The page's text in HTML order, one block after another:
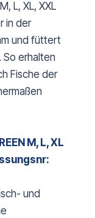
L, XL, XXL
in der
und füttert
So erhalten
Fische der
M, L, XL
und